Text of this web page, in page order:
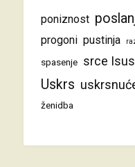
poniznost
progoni pustinja
spasenje srce
Uskrs
ženidba